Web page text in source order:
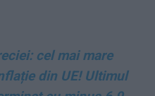
cel mai mare
din UE! Ultimul